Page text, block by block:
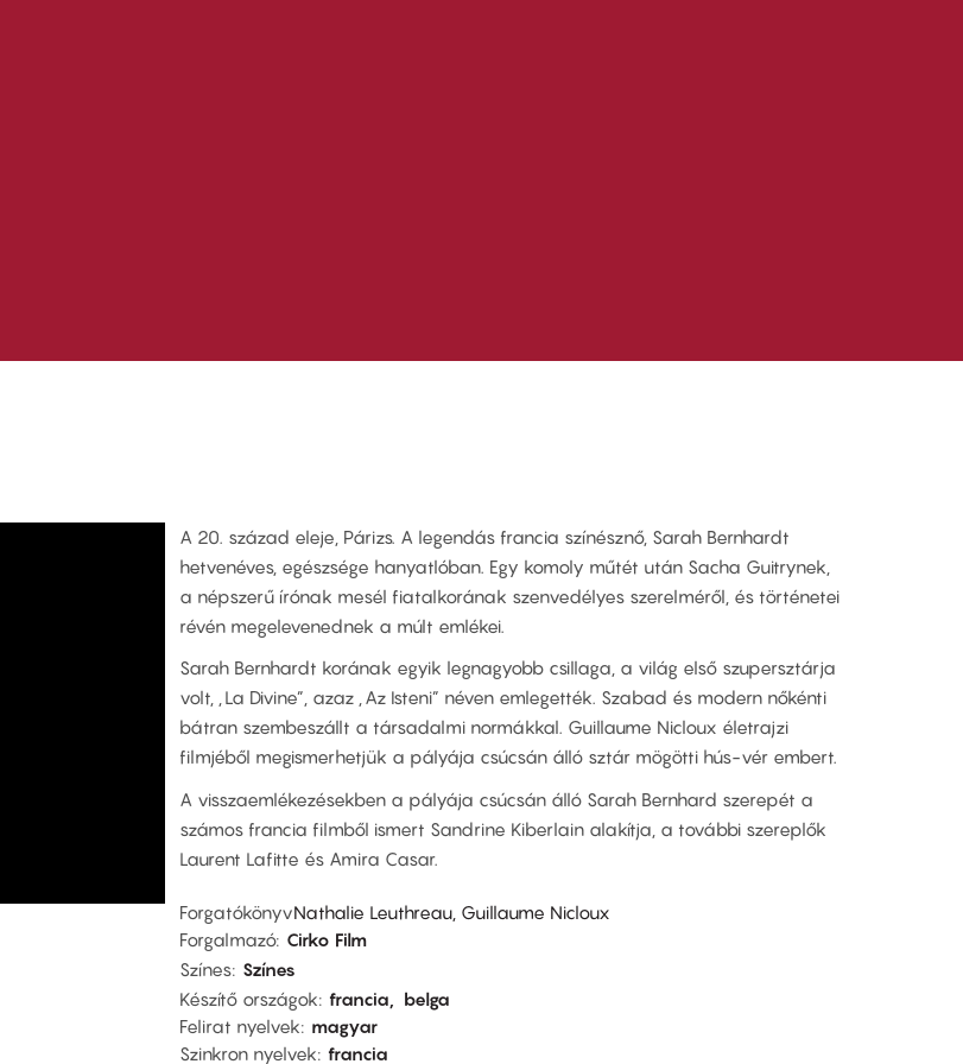
A 20. század eleje, Párizs. A legendás francia színésznő, Sarah Bernhardt
hetvenéves, egészsége hanyatlóban. Egy komoly műtét után Sacha Guitrynek,
a népszerű írónak mesél fiatalkorának szenvedélyes szerelméről, és történetei
révén megelevenednek a múlt emlékei.
Sarah Bernhardt korának egyik legnagyobb csillaga, a világ első szupersztárja
volt, „La Divine”, azaz „Az Isteni” néven emlegették. Szabad és modern nőkénti
bátran szembeszállt a társadalmi normákkal. Guillaume Nicloux életrajzi
filmjéből megismerhetjük a pályája csúcsán álló sztár mögötti hús-vér embert.
A visszaemlékezésekben a pályája csúcsán álló Sarah Bernhard szerepét a
számos francia filmből ismert Sandrine Kiberlain alakítja, a további szereplők
Laurent Lafitte és Amira Casar.
ForgatókönyvNathalie Leuthreau, Guillaume Nicloux
Forgalmazó Cirko Film
Színes Színes
Készítő országok francia
belga
Felirat nyelvek
magyar
Szinkron nyelvek francia